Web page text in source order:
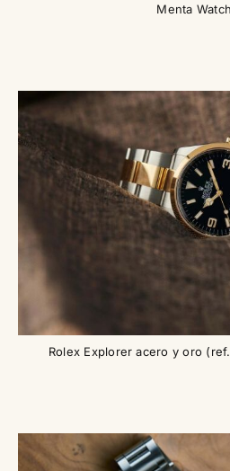
Menta
Rolex Explorer acero y oro